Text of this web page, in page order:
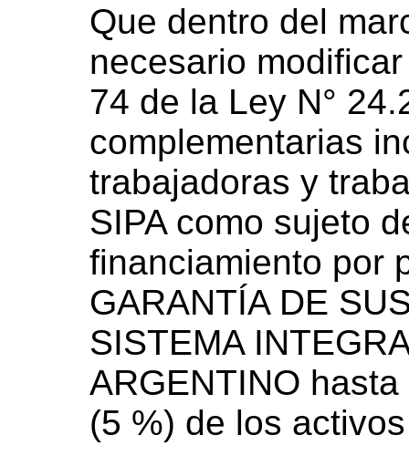
Que dentro del
necesario
74 de la Ley N°
complementarias
trabajadoras y
SIPA como sujeto
financiamiento por
GARANTÍA DE
SISTEMA
ARGENTINO
(5 %) de los